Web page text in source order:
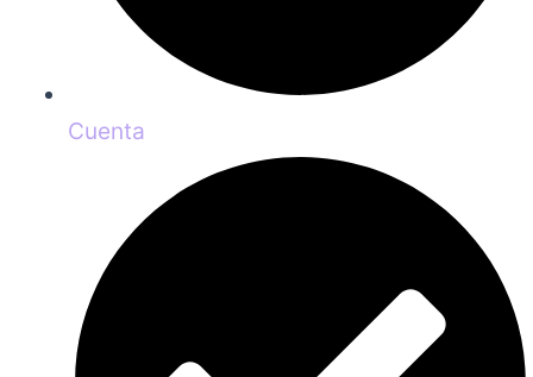
Cuenta